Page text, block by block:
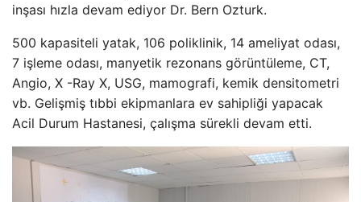
inşası hızla devam ediyor Dr. Bern Ozturk.
500 kapasiteli yatak, 106 poliklinik, 14 ameliyat odası,
7 işleme odası, manyetik rezonans görüntüleme, CT,
Angio, X -Ray X, USG, mamografi, kemik densitometri
vb. Gelişmiş tıbbi ekipmanlara ev sahipliği yapacak
Acil Durum Hastanesi, çalışma sürekli devam etti.